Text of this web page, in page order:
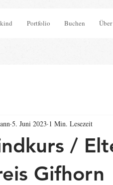
Portfolio Buchen
/
Gifhorn
5. Juni 2023 1 Min. Lesezeit